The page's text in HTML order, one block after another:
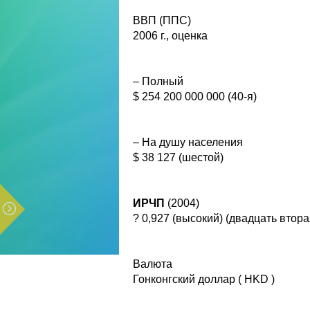
ВВП (ППС)
2006 г., оценка
– Полный
$ 254 200 000 000 (40-я)
– На душу населения
$ 38 127 (шестой)
ИРЧП (2004)
? 0,927 (высокий) (двадцать
Валюта
Гонконгский доллар ( HKD )